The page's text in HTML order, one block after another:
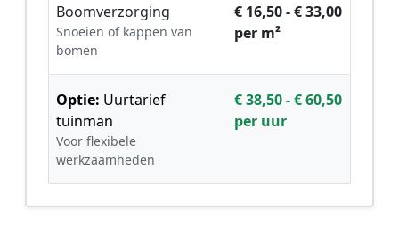
Boomverzorging
Snoeien of kappen van
bomen
€ 16,50 - € 33,00
per m²
Optie: Uurtarief
tuinman
Voor flexibele
werkzaamheden
€ 38,50 - € 60,50
per uur